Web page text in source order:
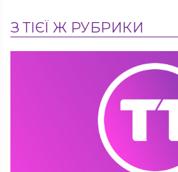
З ТІЄЇ Ж РУБРИКИ